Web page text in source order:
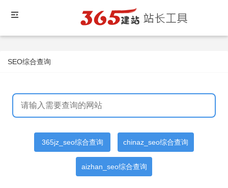
SEO综合查询
365jz_seo综合查询 chinaz_seo综合查询
aizhan_seo综合查询